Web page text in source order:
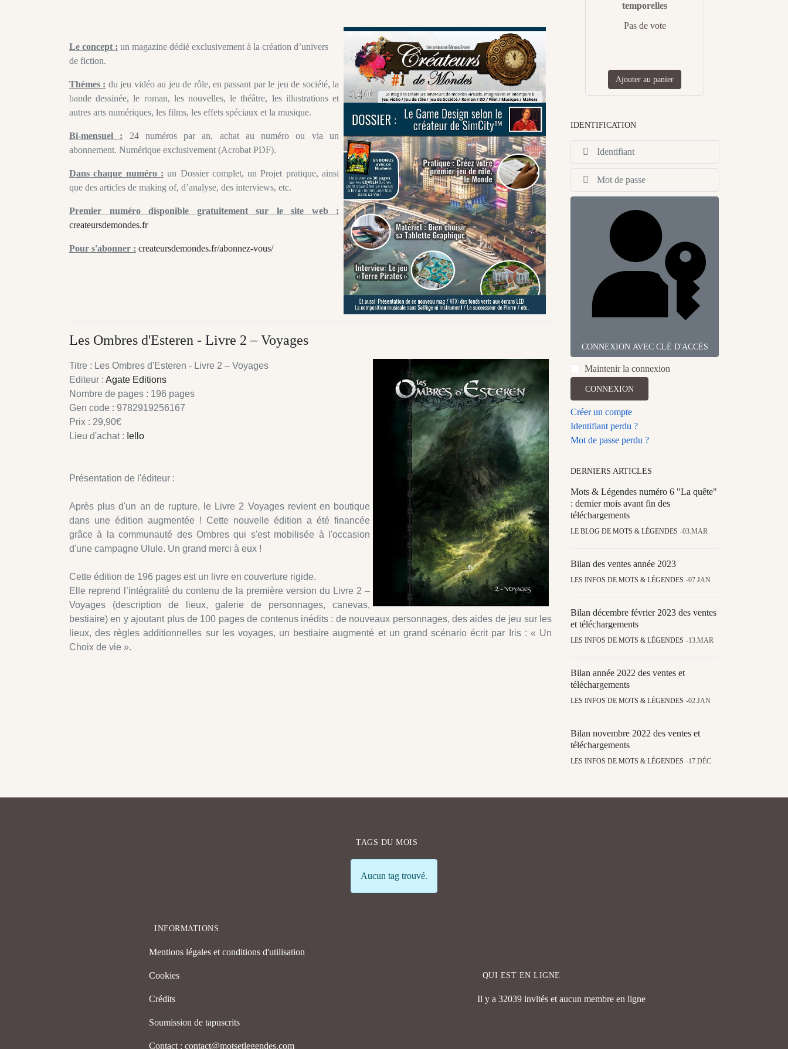
Le concept : un magazine dédié exclusivement à la création d’univers
de fiction.
Thèmes : du jeu vidéo au jeu de rôle, en passant par le jeu de société, la
bande dessinée, le roman, les nouvelles, le théâtre, les illustrations et
autres arts numériques, les films, les effets spéciaux et la musique.
Bi-mensuel : 24 numéros par an, achat au numéro ou via un
abonnement. Numérique exclusivement (Acrobat PDF).
Dans chaque numéro : un Dossier complet, un Projet pratique, ainsi
que des articles de making of, d’analyse, des interviews, etc.
Premier numéro disponible gratuitement sur le site web :
createursdemondes.fr
Pour s'abonner : createursdemondes.fr/abonnez-vous/
Les Ombres d'Esteren - Livre 2 – Voyages
Titre : Les Ombres d'Esteren - Livre 2 – Voyages
Editeur : Agate Editions
Nombre de pages : 196 pages
Gen code : 9782919256167
Prix : 29,90€
Lieu d'achat : Iello
Présentation de l'éditeur :
Après plus d'un an de rupture, le Livre 2 Voyages revient en boutique
dans une édition augmentée ! Cette nouvelle édition a été financée
grâce à la communauté des Ombres qui s'est mobilisée à l'occasion
d'une campagne Ulule. Un grand merci à eux !
Cette édition de 196 pages est un livre en couverture rigide.
Elle reprend l’intégralité du contenu de la première version du Livre 2 –
Voyages (description de lieux, galerie de personnages, canevas,
bestiaire) en y ajoutant plus de 100 pages de contenus inédits : de nouveaux personnages, des aides de jeu sur les
lieux, des règles additionnelles sur les voyages, un bestiaire augmenté et un grand scénario écrit par Iris : « Un
Choix de vie ».
temporelles
Pas de vote
Ajouter au panier
IDENTIFICATION
CONNEXION AVEC CLÉ D'ACCÈS
Maintenir la connexion
CONNEXION
Créer un compte
Identifiant perdu ?
Mot de passe perdu ?
DERNIERS ARTICLES
Mots & Légendes numéro 6 "La quête"
: dernier mois avant fin des
téléchargements
LE BLOG DE MOTS & LÉGENDES 03.MAR
Bilan des ventes année 2023
LES INFOS DE MOTS & LÉGENDES 07.JAN
Bilan décembre février 2023 des ventes
et téléchargements
LES INFOS DE MOTS & LÉGENDES 13.MAR
Bilan année 2022 des ventes et
téléchargements
LES INFOS DE MOTS & LÉGENDES 02.JAN
Bilan novembre 2022 des ventes et
téléchargements
LES INFOS DE MOTS & LÉGENDES 17.DÉC
TAGS DU MOIS
Info
Aucun tag trouvé.
INFORMATIONS
Mentions légales et conditions d'utilisation
Cookies
Crédits
Soumission de tapuscrits
Contact : contact@motsetlegendes.com
QUI EST EN LIGNE
Il y a 32039 invités et aucun membre en ligne